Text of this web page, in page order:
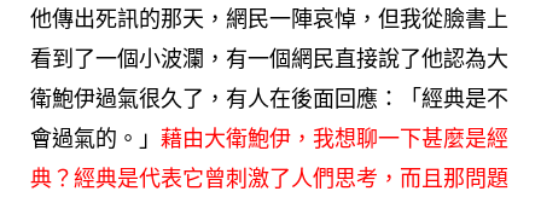
他傳出死訊的那天，網民一陣哀悼，但我從臉書上
看到了一個小波瀾，有一個網民直接說了他認為大
衛鮑伊過氣很久了，有人在後面回應：「經典是不
會過氣的。」 藉由大衛鮑伊，我想聊一下甚麼是經
典？經典是代表它曾刺激了人們思考，而且那問題